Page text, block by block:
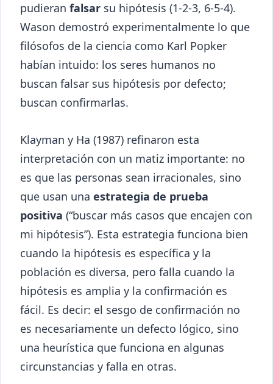
pudieran falsar su hipótesis (1-2-3, 6-5-4).
Wason demostró experimentalmente lo que
filósofos de la ciencia como Karl Popker
habían intuido: los seres humanos no
buscan falsar sus hipótesis por defecto;
buscan confirmarlas.
Klayman y Ha (1987) refinaron esta
interpretación con un matiz importante: no
es que las personas sean irracionales, sino
que usan una estrategia de prueba
positiva (“buscar más casos que encajen con
mi hipótesis”). Esta estrategia funciona bien
cuando la hipótesis es específica y la
población es diversa, pero falla cuando la
hipótesis es amplia y la confirmación es
fácil. Es decir: el sesgo de confirmación no
es necesariamente un defecto lógico, sino
una heurística que funciona en algunas
circunstancias y falla en otras.